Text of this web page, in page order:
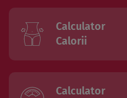
Calculator
Calorii
Calculator